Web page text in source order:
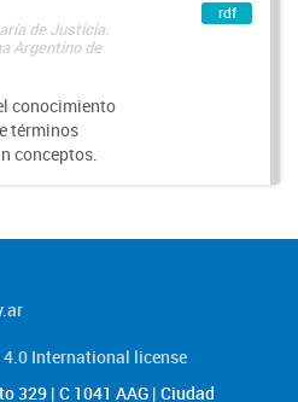
de Justicia.
Argentino de
conocimiento
términos
conceptos.
rdf
International license
329 | C 1041 AAG | Ciudad